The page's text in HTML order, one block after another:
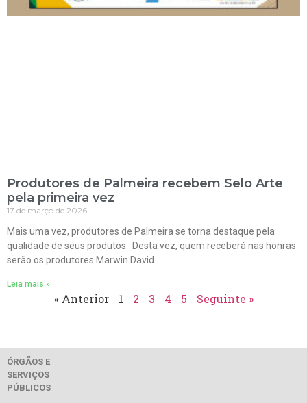
Produtores de Palmeira recebem Selo Arte
pela primeira vez
17 de março de 2026
Mais uma vez, produtores de Palmeira se torna destaque pela
qualidade de seus produtos. Desta vez, quem receberá nas honras
serão os produtores Marwin David
Leia mais »
« Anterior 1 2 3 4 5 Seguinte »
ÓRGÃOS E
SERVIÇOS
PÚBLICOS